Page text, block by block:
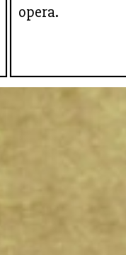
opera.